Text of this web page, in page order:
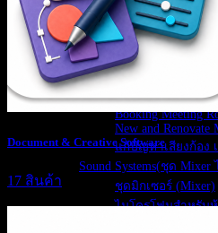
Interactive Monitor
Video Wall LED
IP Network PA System
IP-PBX Solutions
IP-PBX, Cloud
Meeting Rooms
Booking Meeting
New and Renovate
แก้ปัญหาเสียงก้อง
Sound Systems(ชุด
ชุดมิกเซอร์ (Mixer)
ไมโครโฟนสำหรับห้
ลำโพงสำหรับห้อง
Document & Creative Software
17 สินค้า